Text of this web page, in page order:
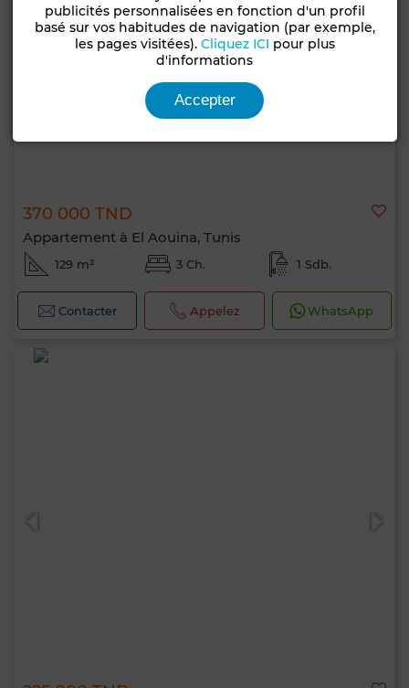
370 000 TND
Appartement à El Aouina, Tunis
129 m² 3 Ch. 1 Sdb.
Contacter Appelez WhatsApp
publicités personnalisées en fonction d'un profil
basé sur vos habitudes de navigation (par exemple,
les pages visitées). Cliquez ICI pour plus
d'informations
Accepter